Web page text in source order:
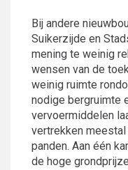
Bij andere
Suikerzijde en
mening te weinig
wensen van de
weinig ruimte
nodige bergruimte
vervoermiddelen
vertrekken
panden. Aan één
de hoge